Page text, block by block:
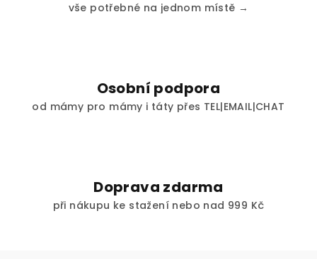
vše potřebné na jednom místě →
Osobní podpora
od mámy pro mámy i táty přes TEL|EMAIL|CHAT
Doprava zdarma
při nákupu ke stažení nebo nad 999 Kč